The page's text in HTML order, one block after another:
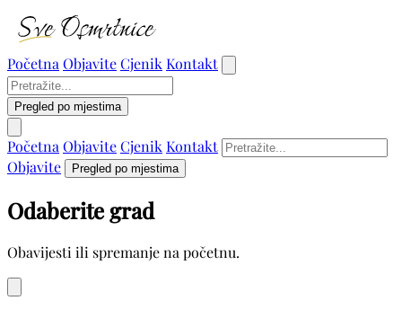
Početna ObjaviteCjenik Kontakt
Pregled po mjestima
Početna ObjaviteCjenik Kontakt
Objavite
Pregled po mjestima
Odaberite grad
Obavijesti ili spremanje na početnu.